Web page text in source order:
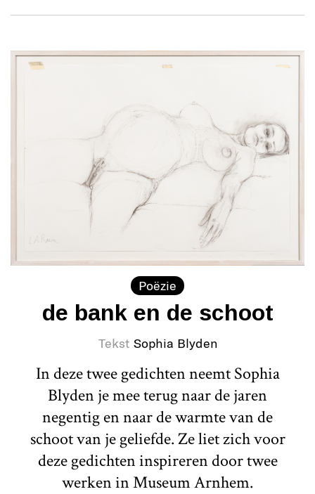
Poëzie
de bank en de schoot
Tekst Sophia Blyden
In deze twee gedichten neemt Sophia
Blyden je mee terug naar de jaren
negentig en naar de warmte van de
schoot van je geliefde. Ze liet zich voor
deze gedichten inspireren door twee
werken in Museum Arnhem.